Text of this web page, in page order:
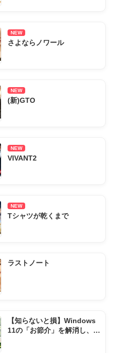
NEW
さよならノワール
NEW
(新)GTO
NEW
VIVANT2
NEW
Tシャツが乾くまで
ラストノート
【知らないと損】Windows
11の「お節介」を解消し、本